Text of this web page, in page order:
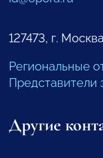
127473, г.
Региональные
Представители
Другие